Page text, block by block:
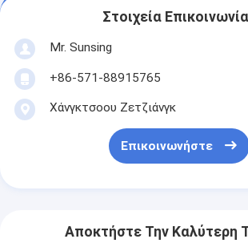
Στοιχεία
Mr. Sunsing
+86-571-88915765
Χάνγκτσοου Ζετζιάνγκ
Επικοινωνήστε
Αποκτήστε Την Καλύτερη